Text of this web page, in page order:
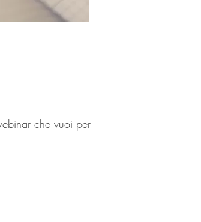
che vuoi per